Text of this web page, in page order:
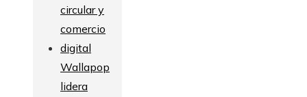
Wallapop
lidera